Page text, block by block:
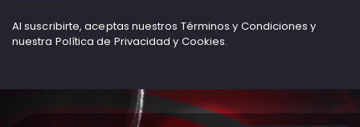
Al suscribirte, aceptas nuestros Términos y Condiciones y
nuestra Política de Privacidad y Cookies.